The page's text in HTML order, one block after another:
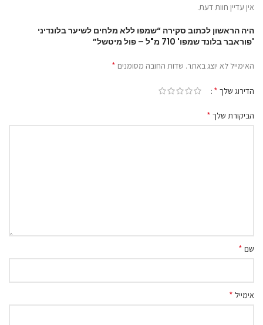
אין עדיין חוות דעת.
היה הראשון לכתוב סקירה “שמפו ללא מלחים לשיער בלונדיני
'פוראבר בלונד שמפו' 710 מ"ל – פול מיטשל”
האימייל לא יוצג באתר. שדות החובה מסומנים *
הדירוג שלך *
הביקורת שלך *
שם *
אימייל *